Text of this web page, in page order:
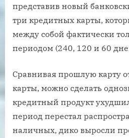
представив новый
три кредитных карты,
между собой фактически
периодом (240, 120 и 60
Сравнивая прошлую карту
карты, можно сделать
кредитный продукт
период перестал
наличных, дико выросли